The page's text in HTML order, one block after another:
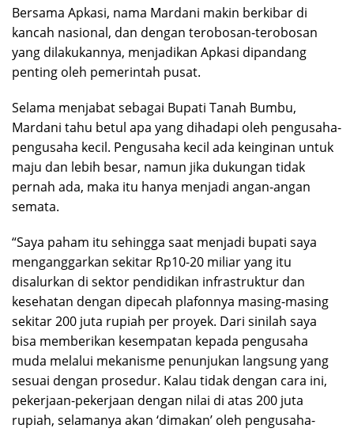
Bersama Apkasi, nama Mardani makin berkibar di
kancah nasional, dan dengan terobosan-terobosan
yang dilakukannya, menjadikan Apkasi dipandang
penting oleh pemerintah pusat.
Selama menjabat sebagai Bupati Tanah Bumbu,
Mardani tahu betul apa yang dihadapi oleh pengusaha-
pengusaha kecil. Pengusaha kecil ada keinginan untuk
maju dan lebih besar, namun jika dukungan tidak
pernah ada, maka itu hanya menjadi angan-angan
semata.
“Saya paham itu sehingga saat menjadi bupati saya
menganggarkan sekitar Rp10-20 miliar yang itu
disalurkan di sektor pendidikan infrastruktur dan
kesehatan dengan dipecah plafonnya masing-masing
sekitar 200 juta rupiah per proyek. Dari sinilah saya
bisa memberikan kesempatan kepada pengusaha
muda melalui mekanisme penunjukan langsung yang
sesuai dengan prosedur. Kalau tidak dengan cara ini,
pekerjaan-pekerjaan dengan nilai di atas 200 juta
rupiah, selamanya akan ‘dimakan’ oleh pengusaha-